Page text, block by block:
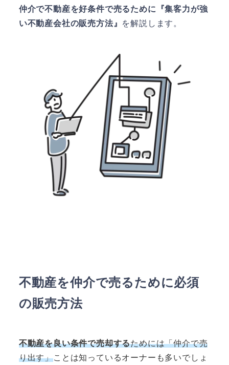
仲介で不動産を好条件で売るために『集客力が強
い不動産会社の販売方法』 を解説します。
不動産を仲介で売るために必須
の販売方法
不動産を良い条件で売却するためには「仲介で売
り出す」ことは知っているオーナーも多いでしょ